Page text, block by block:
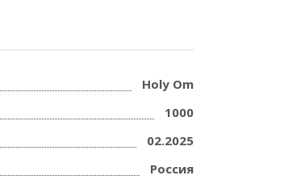
Holy Om
1000
02.2025
Россия